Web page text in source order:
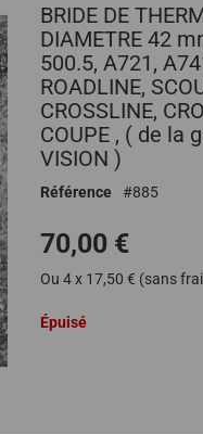
BRIDE DE
DIAMETRE 42
500.5, A721,
ROADLINE,
CROSSLINE,
COUPE , ( de la
VISION )
Référence 885
70,00 €
Ou 4 x 17,50 € (sans
Épuisé